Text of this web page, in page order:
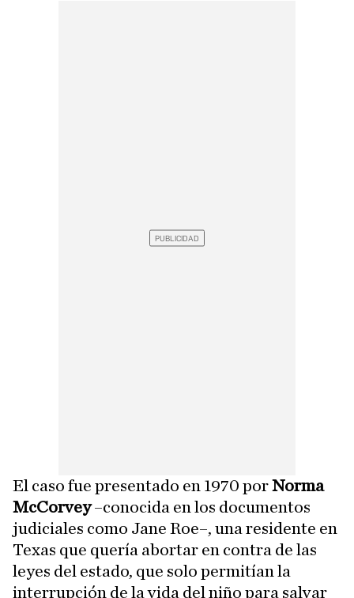
El caso fue presentado en 1970 porNorma
McCorvey–conocida en los documentos
judiciales como Jane Roe–, una residente en
Texas que quería abortar en contra de las
leyes del estado, que solo permitían la
interrupción de la vida del niño para salvar